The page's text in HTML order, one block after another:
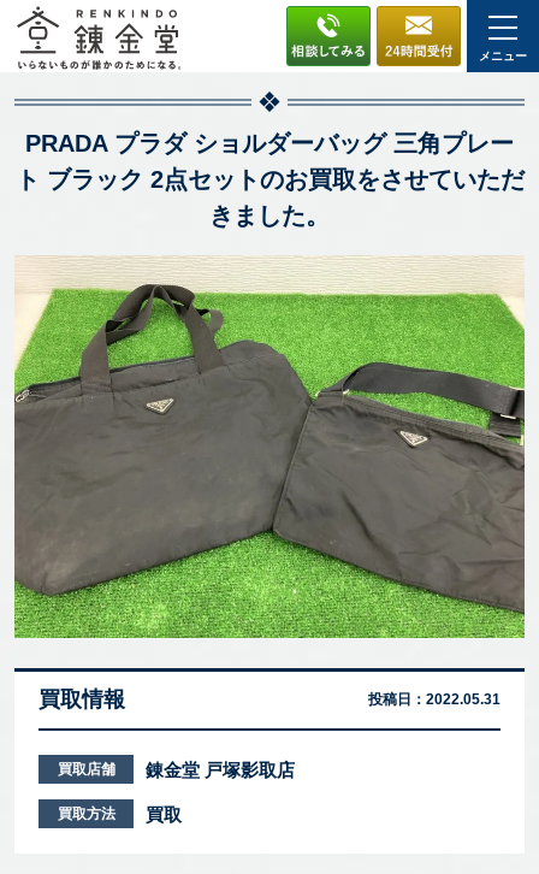
メニュー
PRADA プラダ ショルダーバッグ 三角プレー
ト ブラック 2点セットのお買取をさせていただ
きました。
買取情報 投稿日： 2022.05.31
買取店舗 錬金堂 戸塚影取店
買取方法 買取